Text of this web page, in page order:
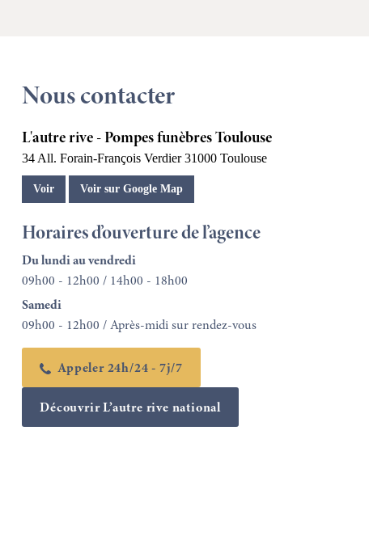
Nous contacter
L'autre rive - Pompes funèbres Toulouse
34 All. Forain-François Verdier 31000 Toulouse
Voir Voir sur Google Map
Horaires d’ouverture de l’agence
Du lundi au vendredi
09h00 - 12h00 / 14h00 - 18h00
Samedi
09h00 - 12h00 / Après-midi sur rendez-vous
Appeler 24h/24 - 7j/7
Découvrir L’autre rive national